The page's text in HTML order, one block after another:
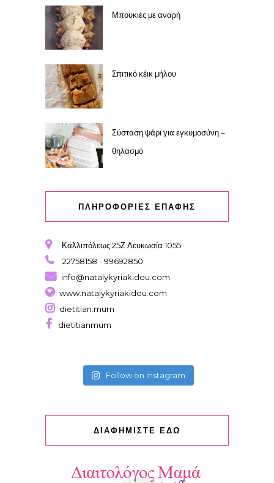
Μπουκιές με αναρή
Σπιτικό κέικ μήλου
Σύσταση ψάρι για εγκυμοσύνη –
θηλασμό
ΠΛΗΡΟΦΟΡΙΕΣ ΕΠΑΦΗΣ
Καλλιπόλεως 25Ζ Λευκωσία 1055
22758158 - 99692850
info@natalykyriakidou.com
www.natalykyriakidou.com
dietitian.mum
dietitianmum
Follow on Instagram
ΔΙΑΦΗΜΙΣΤΕ ΕΔΩ